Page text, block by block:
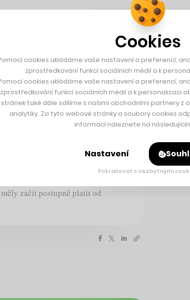
Rychlá zpráva
s reformou penzí
nad 65 let
penzí. Na tiskové konferenci
Petr Fiala. Podle něj se díky
kolem jednoho procenta
důchodového věku nad
výpočtu nových
procent průměrné mzdy či
prostředí. Normu dostane
začít postupně platit od
Cookies
cookies ukládáme vaše nastavení a preferencí,
zprostředkování funkcí sociálních médií a k
cookies ukládáme vaše nastavení a preferencí,
zprostředkování funkcí sociálních médií a k personalizaci
stránek také dále sdílíme s našimi obchodními partnery z
analytiky. Za tyto webové stránky a soubory cookies
informací naleznete na
Nastavení
Pokračovat s nezbytnými